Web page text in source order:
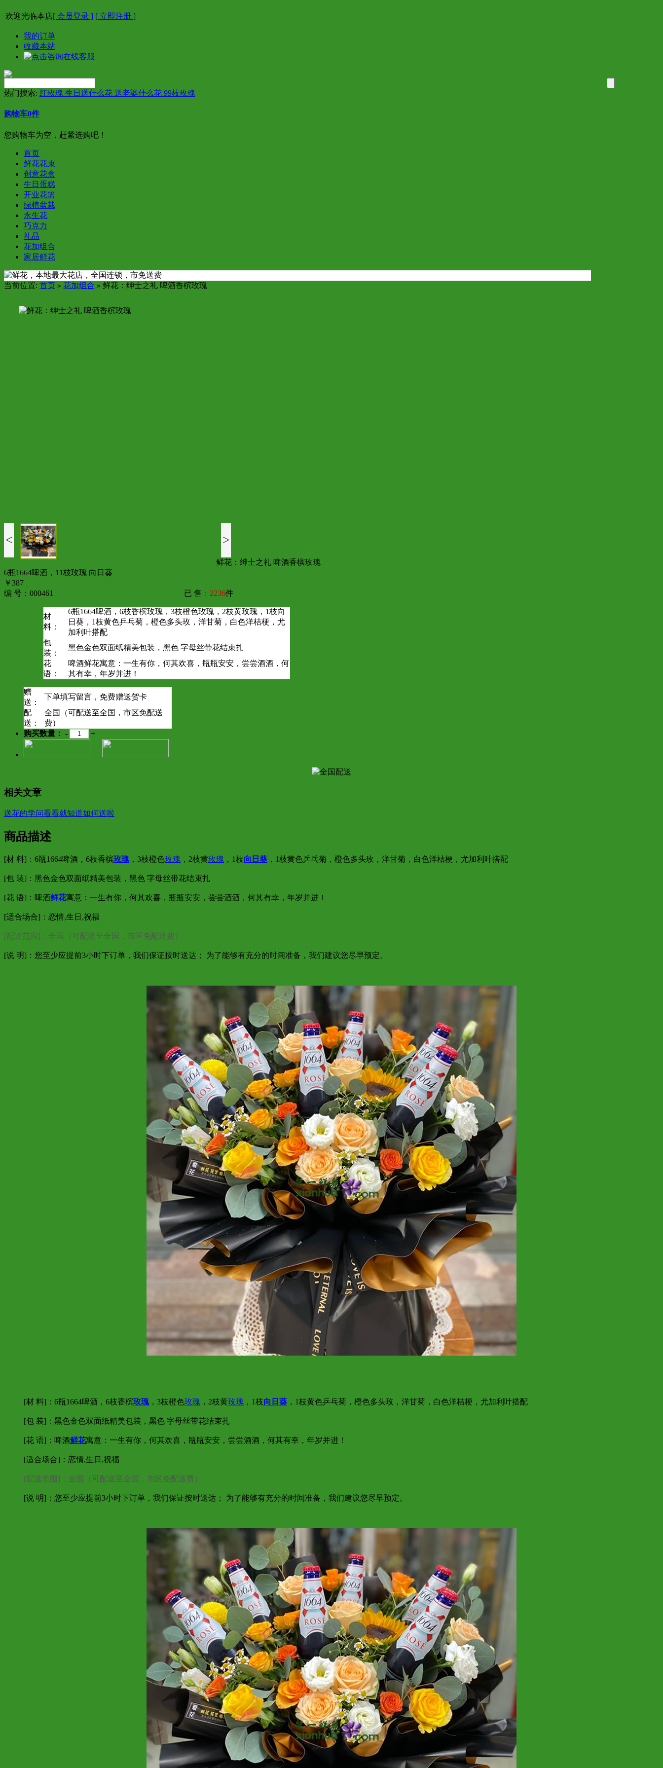
欢迎光临本店[ 会员登录 ] [ 立即注册 ]
我的订单
收藏本站
热门搜索: 红玫瑰 生日送什么花 送老婆什么花 99枝玫瑰
购物车0件
您购物车为空，赶紧选购吧！
首页
鲜花花束
创意花盒
生日蛋糕
开业花篮
绿植盆栽
永生花
巧克力
礼品
花加组合
家居鲜花
当前位置: 首页 > 花加组合 > 鲜花：绅士之礼 啤酒香槟玫瑰
< >
鲜花：绅士之礼 啤酒香槟玫瑰
6瓶1664啤酒，11枝玫瑰 向日葵
￥387
编 号：000461
已 售 ：2236件
材
料：
6瓶1664啤酒，6枝香槟玫瑰，3枝橙色玫瑰，2枝黄玫瑰，1枝向
日葵，1枝黄色乒乓菊，橙色多头玫，洋甘菊，白色洋桔梗，尤
加利叶搭配
包
装：
黑色金色双面纸精美包装，黑色 字母丝带花结束扎
花
语：
啤酒鲜花寓意：一生有你，何其欢喜，瓶瓶安安，尝尝酒酒，何
其有幸，年岁并进！
赠
送：
下单填写留言，免费赠送贺卡
配
送：
全国（可配送至全国，市区免配送
费）
购买数量： - +
相关文章
送花的学问看看就知道如何送啦
商品描述
[材 料]：6瓶1664啤酒，6枝香槟玫瑰，3枝橙色玫瑰 ，2枝黄玫瑰 ，1枝向日葵 ，1枝黄色乒乓菊，橙色多头玫，洋甘菊，白色洋桔梗，尤加利叶搭配
[包 装]：黑色金色双面纸精美包装，黑色 字母丝带花结束扎
[花 语]：啤酒鲜花寓意：一生有你，何其欢喜，瓶瓶安安，尝尝酒酒，何其有幸，年岁并进！
[适合场合]：恋情,生日,祝福
[配送范围]：全国（可配送至全国，市区免配送费）
[说 明]：您至少应提前3小时下订单，我们保证按时送达； 为了能够有充分的时间准备，我们建议您尽早预定。
[材 料]：6瓶1664啤酒，6枝香槟玫瑰，3枝橙色玫瑰 ，2枝黄玫瑰 ，1枝向日葵 ，1枝黄色乒乓菊，橙色多头玫，洋甘菊，白色洋桔梗，尤加利叶搭配
[包 装]：黑色金色双面纸精美包装，黑色 字母丝带花结束扎
[花 语]：啤酒鲜花寓意：一生有你，何其欢喜，瓶瓶安安，尝尝酒酒，何其有幸，年岁并进！
[适合场合]：恋情,生日,祝福
[配送范围]：全国（可配送至全国，市区免配送费）
[说 明]：您至少应提前3小时下订单，我们保证按时送达； 为了能够有充分的时间准备，我们建议您尽早预定。